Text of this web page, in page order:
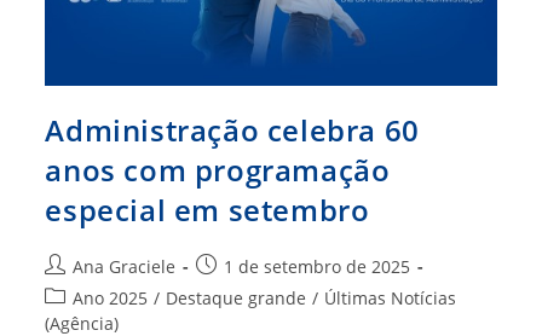
Administração celebra 60
anos com programação
especial em setembro
Autor
do
post:
Ana Graciele
Post
publicado:
1 de setembro de 2025
Categoria
do
Ano 2025 / Destaque grande / Últimas Notícias
(Agência)